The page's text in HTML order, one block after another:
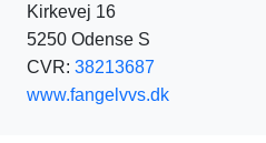
Kirkevej 16
5250 Odense S
CVR: 38213687
www.fangelvvs.dk